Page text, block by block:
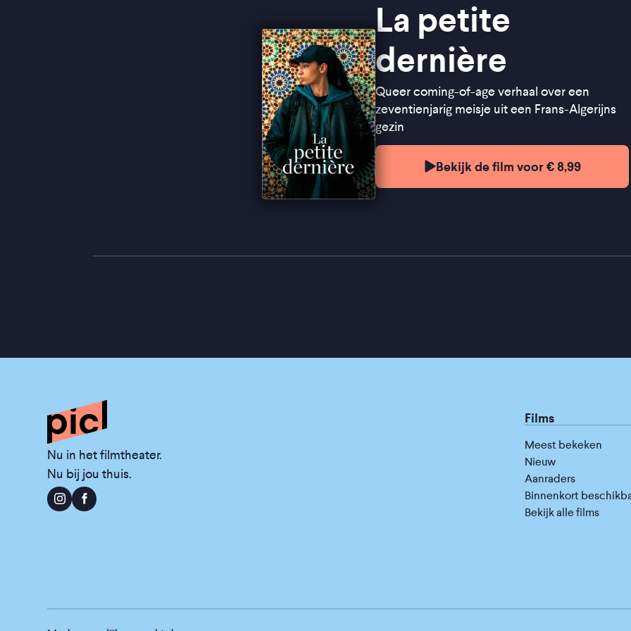
La petite
dernière
Queer coming-of-age verhaal over een
zeventienjarig meisje uit een Frans-Algerijns
gezin
Bekijk de film voor € 8,99
Nu in het filmtheater.
Nu bij jou thuis.
Films
Meest bekeken
Nieuw
Aanraders
Binnenkort
Bekijk alle films